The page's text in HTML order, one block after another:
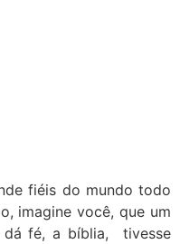
fiéis do mundo todo
imagine você, que um
dá fé, a bíblia, tivesse